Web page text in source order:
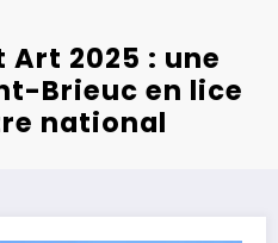
Art 2025 : une
Brieuc en lice
national